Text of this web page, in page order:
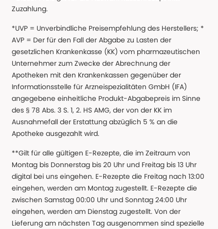
Zuzahlung.
*UVP = Unverbindliche Preisempfehlung des Herstellers; *
AVP = Der für den Fall der Abgabe zu Lasten der
gesetzlichen Krankenkasse (KK) vom pharmazeutischen
Unternehmer zum Zwecke der Abrechnung der
Apotheken mit den Krankenkassen gegenüber der
Informationsstelle für Arzneispezialitäten GmbH (IFA)
angegebene einheitliche Produkt-Abgabepreis im Sinne
des § 78 Abs. 3 S. 1, 2. HS AMG, der von der KK im
Ausnahmefall der Erstattung abzüglich 5 % an die
Apotheke ausgezahlt wird.
**Gilt für alle gültigen E-Rezepte, die im Zeitraum von
Montag bis Donnerstag bis 20 Uhr und Freitag bis 13 Uhr
digital bei uns eingehen. E-Rezepte die Freitag nach 13:00
eingehen, werden am Montag zugestellt. E-Rezepte die
zwischen Samstag 00:00 Uhr und Sonntag 24:00 Uhr
eingehen, werden am Dienstag zugestellt. Von der
Lieferung am nächsten Tag ausgenommen sind spezielle